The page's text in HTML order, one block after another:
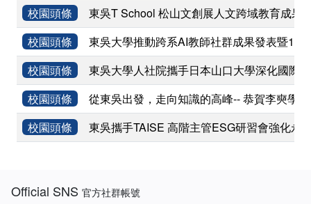
校園頭條
東吳T School 松山文創展人文跨域教育成果
校園頭條
東吳大學推動跨系AI教師社群成果發表暨
校園頭條
東吳大學人社院攜手日本山口大學深化國際
校園頭條
從東吳出發，走向知識的高峰-- 恭賀李奭學
校園頭條
東吳攜手TAISE 高階主管ESG研習會強化永
Official SNS官方社群帳號